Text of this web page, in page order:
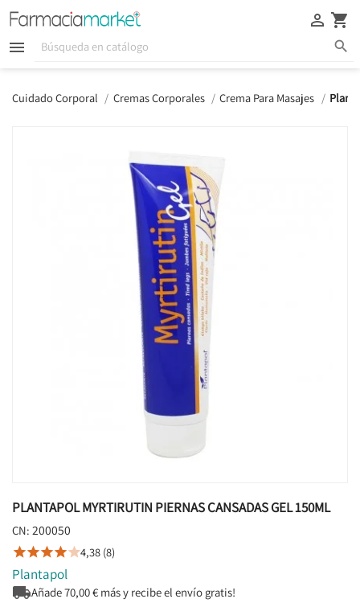
  
 
Cuidado Corporal Cremas Corporales Crema Para Masajes
PLANTAPOL MYRTIRUTIN PIERNAS CANSADAS GEL 150ML
CN: 200050
4,38 (8)
Plantapol
Añade70,00€ más y recibe el envío gratis!